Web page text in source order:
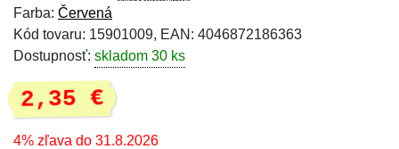
Farba: Červená
Kód tovaru: 15901009, EAN: 4046872186363
Dostupnosť: skladom 30 ks
2,35 €
4% zľava do 31.8.2026